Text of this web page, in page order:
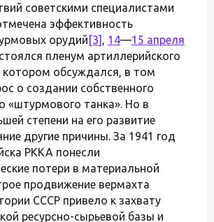
советскими специалистами
эффективность
орудий [3] , 14—15 апреля
пленум артиллерийского
котором обсуждался, в том
о создании собственного
«штурмового танка». Но в
степени на его развитие
другие причины. За 1941 год
РККА понесли
потери в материальной
продвижение вермахта
СССР привело к захвату
ресурсно-сырьевой базы и